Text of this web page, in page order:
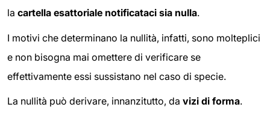
la cartella esattoriale notificataci sia nulla.
I motivi che determinano la nullità, infatti, sono molteplici
e non bisogna mai omettere di verificare se
effettivamente essi sussistano nel caso di specie.
La nullità può derivare, innanzitutto, da vizi di forma.